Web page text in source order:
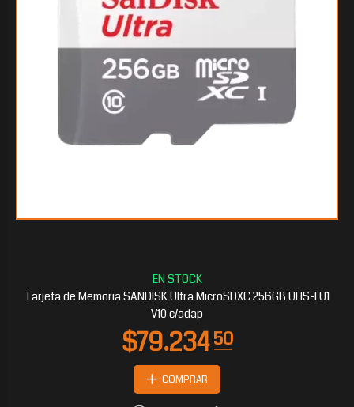
Tarjeta de Memoria SANDISK Ultra MicroSDXC 256GB UHS-I U1
V10 c/adap
COMPRAR